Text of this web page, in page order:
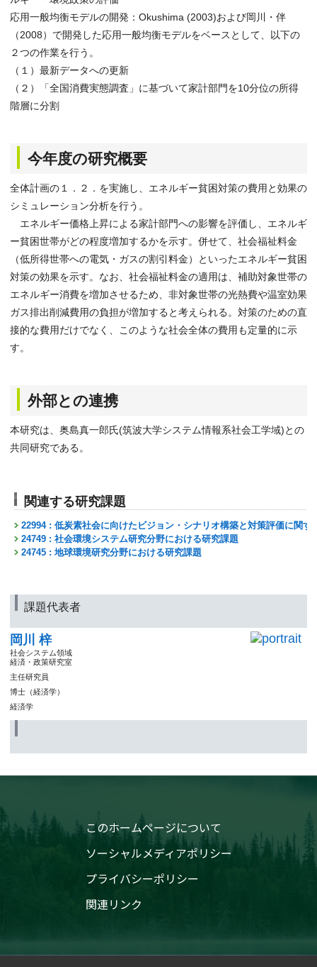
応用一般均衡モデルの開発：Okushima (2003)および岡川・伴
（2008）で開発した応用一般均衡モデルをベースとして、以下の
２つの作業を行う。
（１）最新データへの更新
（２）「全国消費実態調査」に基づいて家計部門を10分位の所得
階層に分割
今年度の研究概要
全体計画の１．２．を実施し、エネルギー貧困対策の費用と効果の
シミュレーション分析を行う。
エネルギー価格上昇による家計部門への影響を評価し、エネルギ
ー貧困世帯がどの程度増加するかを示す。併せて、社会福祉料金
（低所得世帯への電気・ガスの割引料金）といったエネルギー貧困
対策の効果を示す。なお、社会福祉料金の適用は、補助対象世帯の
エネルギー消費を増加させるため、非対象世帯の光熱費や温室効果
ガス排出削減費用の負担が増加すると考えられる。対策のための直
接的な費用だけでなく、このような社会全体の費用も定量的に示
す。
外部との連携
本研究は、奥島真一郎氏(筑波大学システム情報系社会工学域)との
共同研究である。
関連する研究課題
22994 : 低炭素社会に向けたビジョン・シナリオ構築と対策評価に関す
24749 : 社会環境システム研究分野における研究課題
24745 : 地球環境研究分野における研究課題
課題代表者
岡川 梓
社会システム領域
経済・政策研究室
主任研究員
博士（経済学）
経済学
このホームページについて
ソーシャルメディアポリシー
プライバシーポリシー
関連リンク